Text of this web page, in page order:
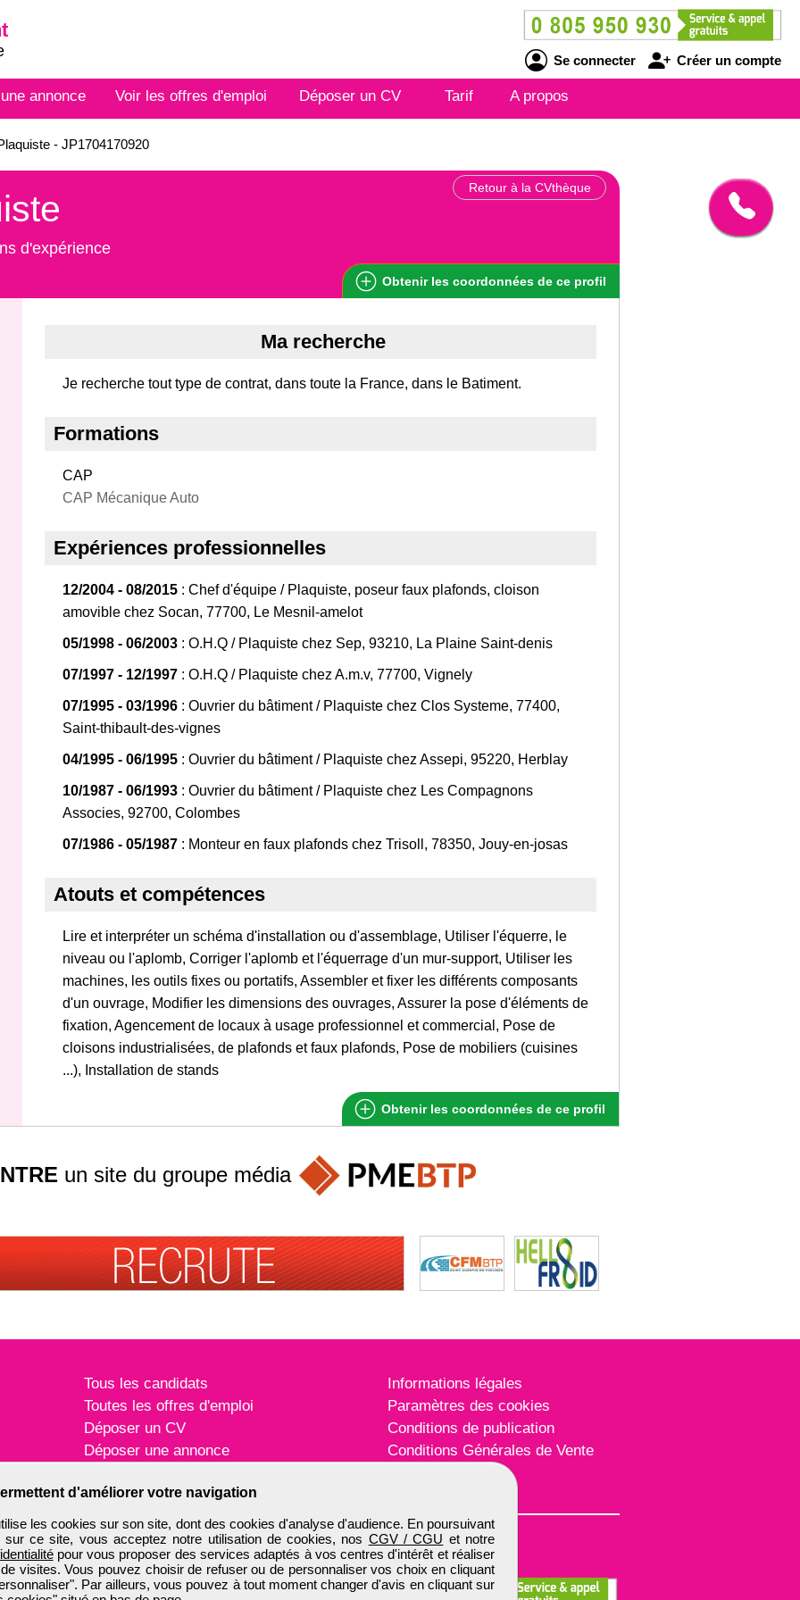
Se connecter Créer un compte
annonce Voir les offres d'emploi Déposer un CV Tarif A propos
- JP1704170920
Retour à la CVthèque
d'expérience
Obtenir les coordonnées de ce profil
Ma recherche
Je recherche tout type de contrat, dans toute la France, dans le Batiment.
Formations
CAP
CAP Mécanique Auto
Expériences professionnelles
12/2004 - 08/2015 : Chef d'équipe / Plaquiste, poseur faux plafonds, cloison
amovible chez Socan, 77700, Le Mesnil-amelot
05/1998 - 06/2003 : O.H.Q / Plaquiste chez Sep, 93210, La Plaine Saint-denis
07/1997 - 12/1997 : O.H.Q / Plaquiste chez A.m.v, 77700, Vignely
07/1995 - 03/1996 : Ouvrier du bâtiment / Plaquiste chez Clos Systeme, 77400,
Saint-thibault-des-vignes
04/1995 - 06/1995 : Ouvrier du bâtiment / Plaquiste chez Assepi, 95220, Herblay
10/1987 - 06/1993 : Ouvrier du bâtiment / Plaquiste chez Les Compagnons
Associes, 92700, Colombes
07/1986 - 05/1987 : Monteur en faux plafonds chez Trisoll, 78350, Jouy-en-josas
Atouts et compétences
Lire et interpréter un schéma d'installation ou d'assemblage, Utiliser l'équerre, le
niveau ou l'aplomb, Corriger l'aplomb et l'équerrage d'un mur-support, Utiliser les
machines, les outils fixes ou portatifs, Assembler et fixer les différents composants
d'un ouvrage, Modifier les dimensions des ouvrages, Assurer la pose d'éléments de
fixation, Agencement de locaux à usage professionnel et commercial, Pose de
cloisons industrialisées, de plafonds et faux plafonds, Pose de mobiliers (cuisines
...), Installation de stands
Obtenir les coordonnées de ce profil
d'améliorer votre navigation
les cookies sur son site, dont des cookies d'analyse d'audience. En poursuivant
sur ce site, vous acceptez notre utilisation de cookies, nos CGV / CGU et notre
pour vous proposer des services adaptés à vos centres d'intérêt et réaliser
visites. Vous pouvez choisir de refuser ou de personnaliser vos choix en cliquant
Par ailleurs, vous pouvez à tout moment changer d'avis en cliquant sur
un site du groupe média
Tous les candidats
Toutes les offres d'emploi
Déposer un CV
Déposer une annonce
Informations légales
Paramètres des cookies
Conditions de publication
Conditions Générales de Vente